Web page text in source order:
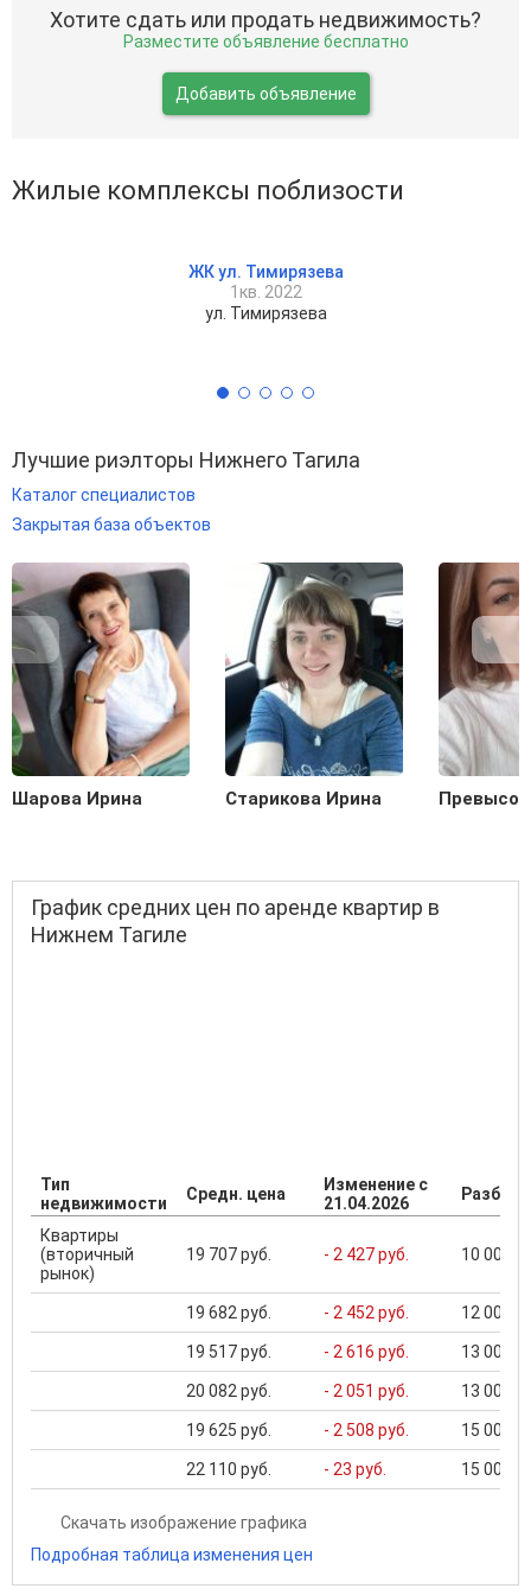
Хотите сдать или продать недвижимость?
Разместите объявление бесплатно
Добавить объявление
Жилые комплексы поблизости
ЖК ул. Тимирязева
1кв. 2022
ул. Тимирязева
Лучшие риэлторы Нижнего Тагила
Каталог специалистов
Закрытая база объектов
Шарова Ирина Старикова Ирина
График средних цен по аренде квартир в
Нижнем Тагиле
Тип
недвижимости
Средн. цена
Изменение с
21.04.2026
Квартиры
(вторичный
рынок)
19 707 руб. - 2 427 руб. 10 000
19 682 руб. - 2 452 руб. 12 000
19 517 руб. - 2 616 руб. 13 000
20 082 руб. - 2 051 руб. 13 000
19 625 руб. - 2 508 руб. 15 000
22 110 руб. - 23 руб. 15 000
Скачать изображение графика
Подробная таблица изменения цен